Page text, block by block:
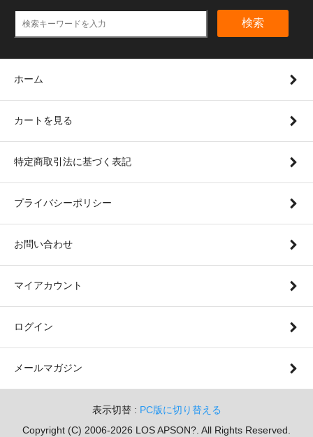
検索
ホーム
カートを見る
特定商取引法に基づく表記
プライバシーポリシー
お問い合わせ
マイアカウント
ログイン
メールマガジン
表示切替 : PC版に切り替える
Copyright (C) 2006-2026 LOS APSON?. All Rights Reserved.